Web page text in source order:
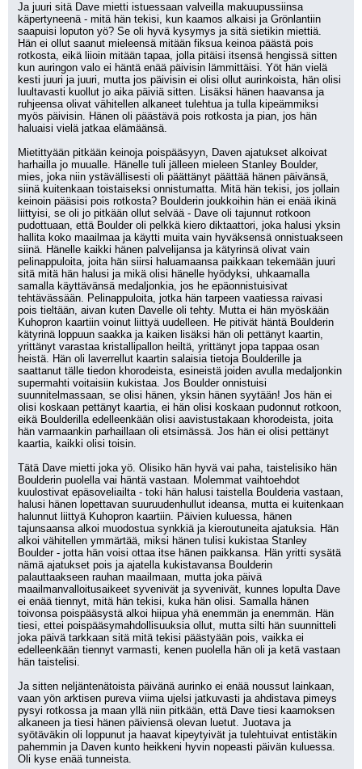
Ja juuri sitä Dave mietti istuessaan valveilla makuupussiinsa
käpertyneenä - mitä hän tekisi, kun kaamos alkaisi ja Grönlantiin
saapuisi loputon yö? Se oli hyvä kysymys ja sitä sietikin miettiä.
Hän ei ollut saanut mieleensä mitään fiksua keinoa päästä pois
rotkosta, eikä liioin mitään tapaa, jolla pitäisi itsensä hengissä sitten
kun auringon valo ei häntä enää päivisin lämmittäisi. Yöt hän vielä
kesti juuri ja juuri, mutta jos päivisin ei olisi ollut aurinkoista, hän olisi
luultavasti kuollut jo aika päiviä sitten. Lisäksi hänen haavansa ja
ruhjeensa olivat vähitellen alkaneet tulehtua ja tulla kipeämmiksi
myös päivisin. Hänen oli päästävä pois rotkosta ja pian, jos hän
haluaisi vielä jatkaa elämäänsä.
Mietittyään pitkään keinoja poispääsyyn, Daven ajatukset alkoivat
harhailla jo muualle. Hänelle tuli jälleen mieleen Stanley Boulder,
mies, joka niin ystävällisesti oli päättänyt päättää hänen päivänsä,
siinä kuitenkaan toistaiseksi onnistumatta. Mitä hän tekisi, jos jollain
keinoin pääsisi pois rotkosta? Boulderin joukkoihin hän ei enää ikinä
liittyisi, se oli jo pitkään ollut selvää - Dave oli tajunnut rotkoon
pudottuaan, että Boulder oli pelkkä kiero diktaattori, joka halusi yksin
hallita koko maailmaa ja käytti muita vain hyväksensä onnistuakseen
siinä. Hänelle kaikki hänen palvelijansa ja kätyrinsä olivat vain
pelinappuloita, joita hän siirsi haluamaansa paikkaan tekemään juuri
sitä mitä hän halusi ja mikä olisi hänelle hyödyksi, uhkaamalla
samalla käyttävänsä medaljonkia, jos he epäonnistuisivat
tehtävässään. Pelinappuloita, jotka hän tarpeen vaatiessa raivasi
pois tieltään, aivan kuten Davelle oli tehty. Mutta ei hän myöskään
Kuhopron kaartiin voinut liittyä uudelleen. He pitivät häntä Boulderin
kätyrinä loppuun saakka ja kaiken lisäksi hän oli pettänyt kaartin,
yrittänyt varastaa kristallipallon heiltä, yrittänyt jopa tappaa osan
heistä. Hän oli laverrellut kaartin salaisia tietoja Boulderille ja
saattanut tälle tiedon khorodeista, esineistä joiden avulla medaljonkin
supermahti voitaisiin kukistaa. Jos Boulder onnistuisi
suunnitelmassaan, se olisi hänen, yksin hänen syytään! Jos hän ei
olisi koskaan pettänyt kaartia, ei hän olisi koskaan pudonnut rotkoon,
eikä Boulderilla edelleenkään olisi aavistustakaan khorodeista, joita
hän varmaankin parhaillaan oli etsimässä. Jos hän ei olisi pettänyt
kaartia, kaikki olisi toisin.
Tätä Dave mietti joka yö. Olisiko hän hyvä vai paha, taistelisiko hän
Boulderin puolella vai häntä vastaan. Molemmat vaihtoehdot
kuulostivat epäsoveliailta - toki hän halusi taistella Boulderia vastaan,
halusi hänen lopettavan suuruudenhullut ideansa, mutta ei kuitenkaan
halunnut liittyä Kuhopron kaartiin. Päivien kuluessa, hänen
tajunsaansa alkoi muodostua synkkiä ja kieroutuneita ajatuksia. Hän
alkoi vähitellen ymmärtää, miksi hänen tulisi kukistaa Stanley
Boulder - jotta hän voisi ottaa itse hänen paikkansa. Hän yritti sysätä
nämä ajatukset pois ja ajatella kukistavansa Boulderin
palauttaakseen rauhan maailmaan, mutta joka päivä
maailmanvalloitusaikeet syvenivät ja syvenivät, kunnes lopulta Dave
ei enää tiennyt, mitä hän tekisi, kuka hän olisi. Samalla hänen
toivonsa poispääsystä alkoi hiipua yhä enemmän ja enemmän. Hän
tiesi, ettei poispääsymahdollisuuksia ollut, mutta silti hän suunnitteli
joka päivä tarkkaan sitä mitä tekisi päästyään pois, vaikka ei
edelleenkään tiennyt varmasti, kenen puolella hän oli ja ketä vastaan
hän taistelisi.
Ja sitten neljäntenätoista päivänä aurinko ei enää noussut lainkaan,
vaan yön arktisen pureva viima ujelsi jatkuvasti ja ahdistava pimeys
pysyi rotkossa ja maan yllä niin pitkään, että Dave tiesi kaamoksen
alkaneen ja tiesi hänen päiviensä olevan luetut. Juotava ja
syötäväkin oli loppunut ja haavat kipeytyivät ja tulehtuivat entistäkin
pahemmin ja Daven kunto heikkeni hyvin nopeasti päivän kuluessa.
Oli kyse enää tunneista.